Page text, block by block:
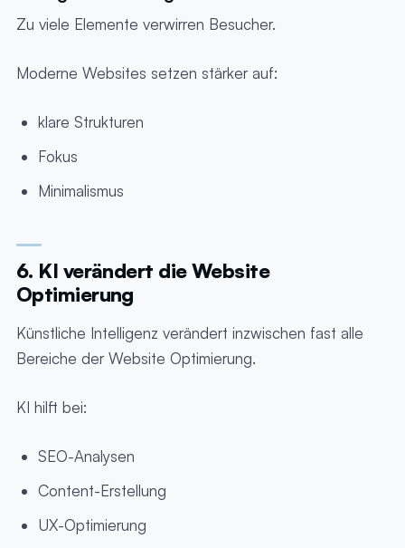
Zu viele Elemente verwirren Besucher.
Moderne Websites setzen stärker auf:
klare Strukturen
Fokus
Minimalismus
6. KI verändert die Website
Optimierung
Künstliche Intelligenz verändert inzwischen fast alle
Bereiche der Website Optimierung.
KI hilft bei:
SEO-Analysen
Content-Erstellung
UX-Optimierung